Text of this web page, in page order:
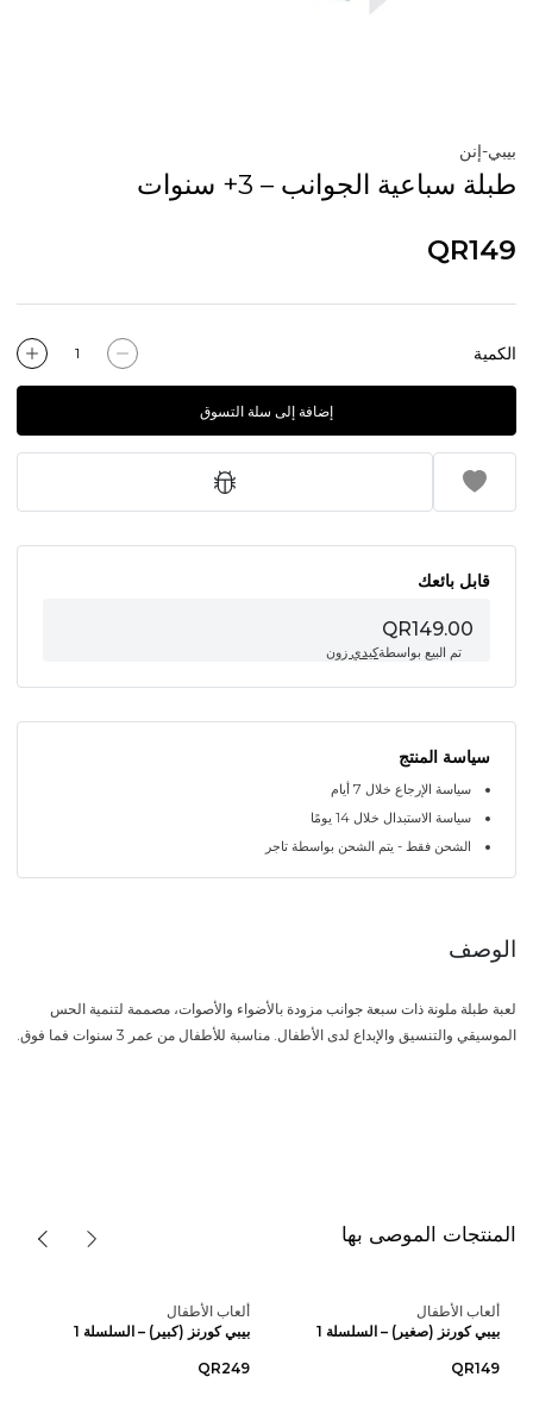
بيبي-إنن
طبلة سباعية الجوانب – 3+ سنوات
QR149
الكمية
إضافة إلى سلة التسوق
قابل بائعك
QR149.00
تم البيع بواسطةكيدي زون
سياسة المنتج
سياسة الإرجاع خلال 7 أيام
سياسة الاستبدال خلال 14 يومًا
الشحن فقط - يتم الشحن بواسطة تاجر
الوصف
لعبة طبلة ملونة ذات سبعة جوانب مزودة بالأضواء والأصوات، مصممة لتنمية الحس
الموسيقي والتنسيق والإبداع لدى الأطفال. مناسبة للأطفال من عمر 3 سنوات فما فوق.
المنتجات الموصى بها
ألعاب الأطفال
بيبي كورنز (صغير) – السلسلة 1
QR149
ألعاب الأطفال
بيبي كورنز (كبير) – السلسلة 1
QR249